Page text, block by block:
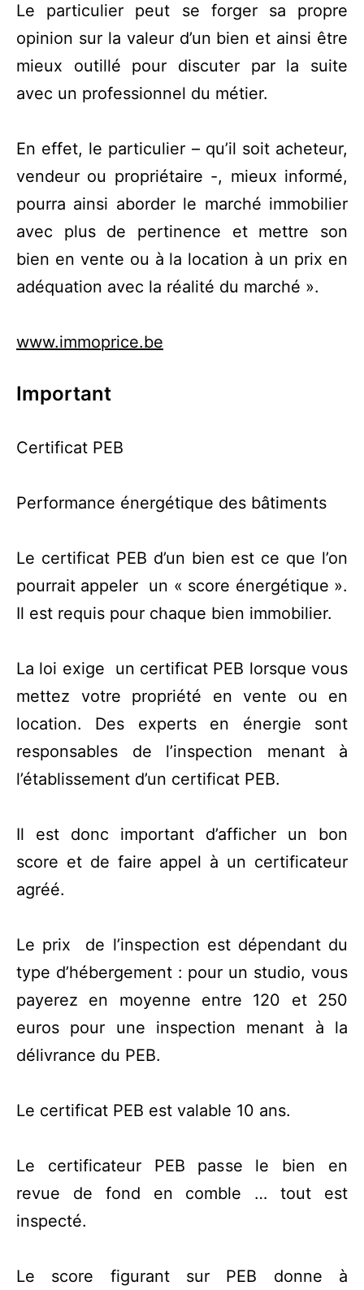
Le particulier peut se forger sa propre
opinion sur la valeur d’un bien et ainsi être
mieux outillé pour discuter par la suite
avec un professionnel du métier.
En effet, le particulier – qu’il soit acheteur,
vendeur ou propriétaire -, mieux informé,
pourra ainsi aborder le marché immobilier
avec plus de pertinence et mettre son
bien en vente ou à la location à un prix en
adéquation avec la réalité du marché ».
www.immoprice.be
Important
Certificat PEB
Performance énergétique des bâtiments
Le certificat PEB d’un bien est ce que l’on
pourrait appeler un « score énergétique ».
Il est requis pour chaque bien immobilier.
La loi exige un certificat PEB lorsque vous
mettez votre propriété en vente ou en
location. Des experts en énergie sont
responsables de l’inspection menant à
l’établissement d’un certificat PEB.
Il est donc important d’afficher un bon
score et de faire appel à un certificateur
agréé.
Le prix de l’inspection est dépendant du
type d’hébergement : pour un studio, vous
payerez en moyenne entre 120 et 250
euros pour une inspection menant à la
délivrance du PEB.
Le certificat PEB est valable 10 ans.
Le certificateur PEB passe le bien en
revue de fond en comble … tout est
inspecté.
Le score figurant sur PEB donne à